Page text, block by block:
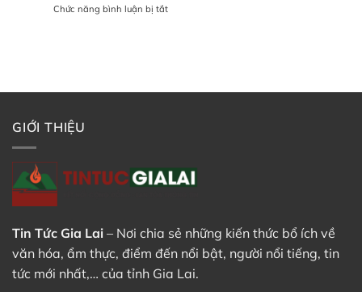
7
Trên
bồn
Gia
Chức năng bình luận bị tắtở
Gia
&
Chuẩn
Bản
GIỚI THIỆU
Tin Tức Gia Lai – Nơi chia sẻ những kiến thức bổ ích về
văn hóa, ẩm thực, điểm đến nổi bật, người nổi tiếng, tin
tức mới nhất,… của tỉnh Gia Lai.